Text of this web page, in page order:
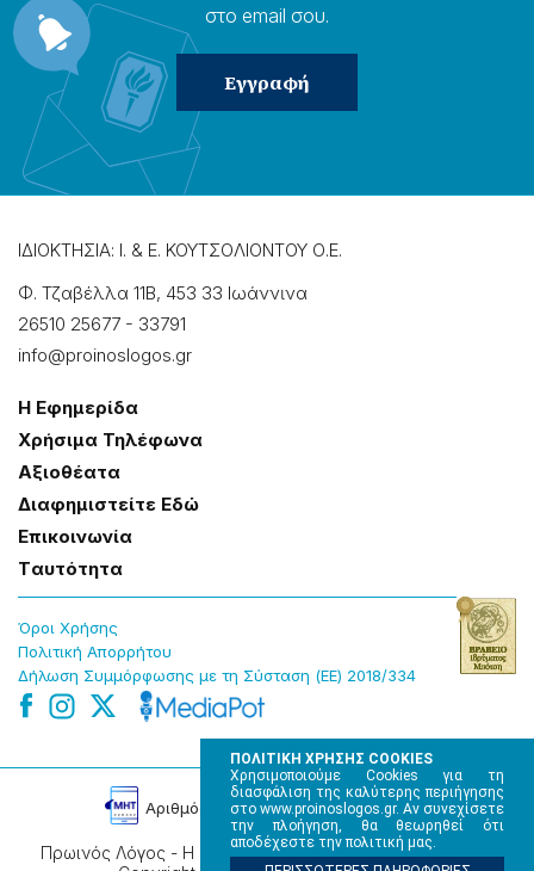
ΠΟΛΙΤΙΚΗ ΧΡΗΣΗΣ COOKIES
Χρησιμοποιούμε Cookies για τη
διασφάλιση της καλύτερης περιήγησης
στο www.proinoslogos.gr. Αν συνεχίσετε
την πλοήγηση, θα θεωρηθεί ότι
αποδέχεστε την πολιτική μας.
στο email σου.
ΙΔΙΟΚΤΗΣΙΑ: Ι. & Ε. ΚΟΥΤΣΟΛΙΟΝΤΟΥ Ο.Ε.
Φ. Τζαβέλλα 11Β, 453 33 Ιωάννɩνα
26510 25677 - 33791
info@proinoslogos.gr
Η Εφημερίδα
Χρήσɩμα Τηλέφωνα
Αξɩοθέατα
Δɩαφημɩστείτε Εδώ
Επɩκοɩνωνία
Tαυτότητα
Όροɩ Χρήσης
Πολɩτɩκή Απορρήτου
Δήλωση Συμμόρφωσης με τη Σύσταση (ΕΕ) 2018/334
Πρωινός Λόγος - Η καθημερινή εφημερίδα της Ηπείρου,
Αρɩθμός Πɩστοποίησης Μ.Η.Τ. 220242